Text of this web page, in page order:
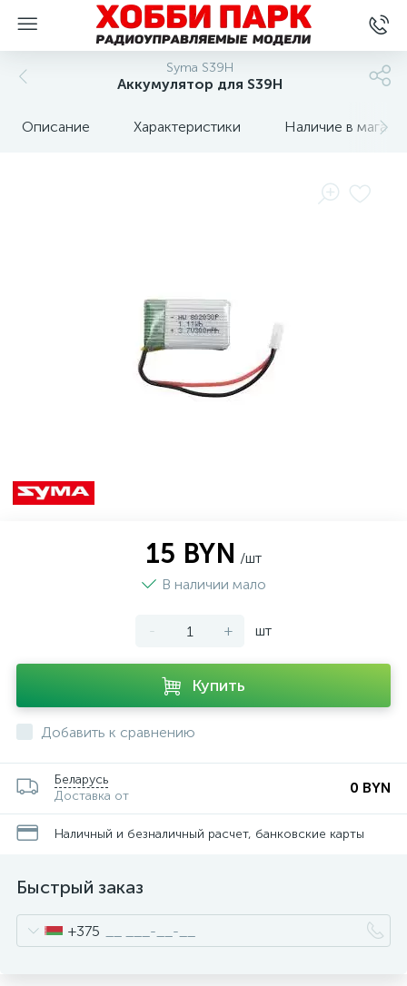
Syma S39H
Аккумулятор для S39H
Описание Характеристики Наличие в
15 BYN /шт
В наличии мало
- + шт
Купить
Добавить к сравнению
Беларусь
Доставка от
0 BYN
Наличный и безналичный расчет, банковские карты
Быстрый заказ
+375